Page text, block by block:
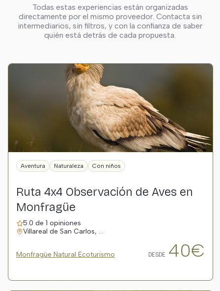
Todas estas experiencias están organizadas
directamente por el mismo proveedor. Contacta sin
intermediarios, sin filtros, y con la confianza de saber
quién está detrás de cada propuesta.
Aventura Naturaleza Con niños
Ruta 4x4 Observación de Aves en
Monfragüe
5.0 de 1 opiniones
Villareal de San Carlos, …
Monfragüe Natural Ecoturismo DESDE 40€